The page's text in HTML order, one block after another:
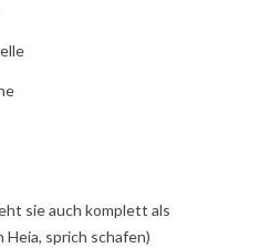
sie auch komplett als
sprich schafen)